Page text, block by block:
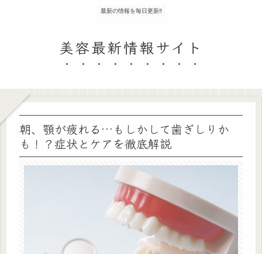
最新の情報を毎日更新‼
美容最新情報サイト
朝、顎が疲れる…もしかして歯ぎしりか
も！？症状とケアを徹底解説